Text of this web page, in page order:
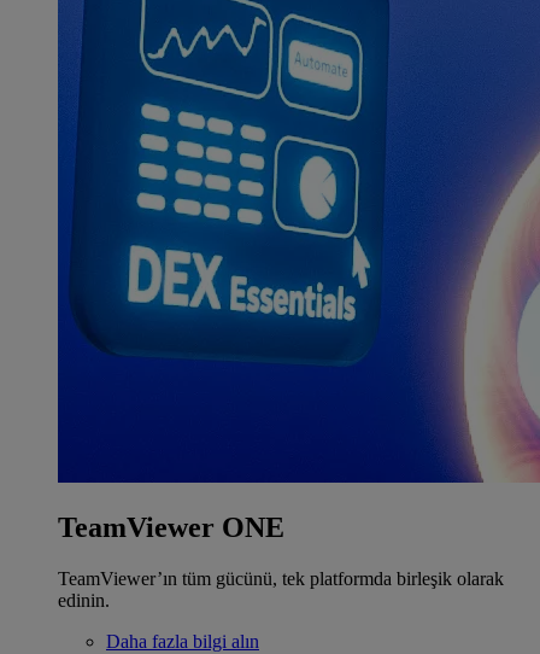
TeamViewer ONE
TeamViewer’ın tüm gücünü, tek platformda birleşik olarak
edinin.
Daha fazla bilgi alın